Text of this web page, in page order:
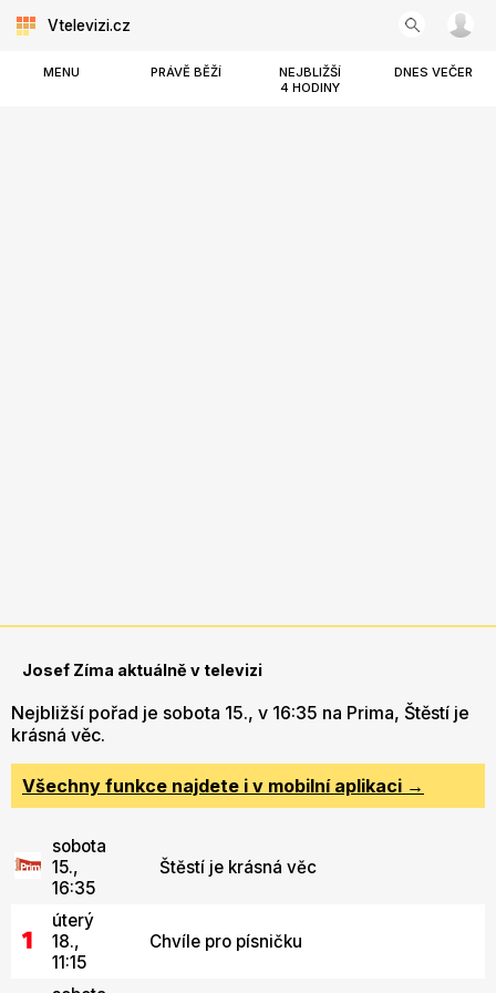
Vtelevizi.cz
MENU PRÁVĚ BĚŽÍ
NEJBLIŽŠÍ
4 HODINY
DNES VEČER
Josef Zíma aktuálně v televizi
Nejbližší pořad je sobota 15., v 16:35 na Prima, Štěstí je
krásná věc.
Všechny funkce najdete i v mobilní aplikaci →
sobota
15.,
16:35
Štěstí je krásná věc
úterý
18.,
11:15
Chvíle pro písničku